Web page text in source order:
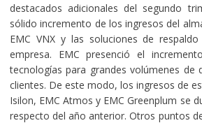
destacados adicionales del segundo
sólido incremento de los ingresos del
EMC VNX y las soluciones de
empresa. EMC presenció el
tecnologías para grandes volúmenes de
clientes. De este modo, los ingresos de
Isilon, EMC Atmos y EMC Greenplum se
respecto del año anterior. Otros puntos